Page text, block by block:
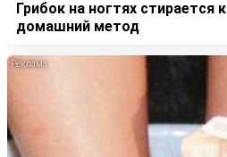
Грибок на ногтях стирается
домашний метод